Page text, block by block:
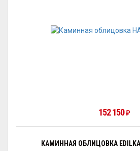
152 150 ₽
КАМИННАЯ ОБЛИЦОВКА